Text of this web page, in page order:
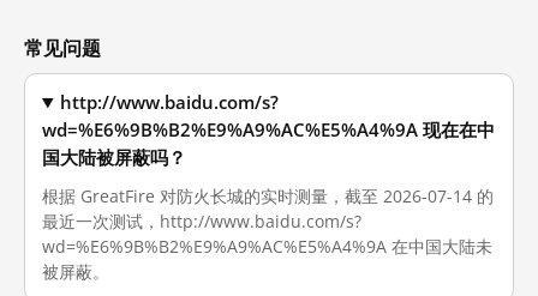
常见问题
http://www.baidu.com/s?
wd=%E6%9B%B2%E9%A9%AC%E5%A4%9A 现在在中
国大陆被屏蔽吗？
根据 GreatFire 对防火长城的实时测量，截至 2026-07-14 的
最近一次测试，http://www.baidu.com/s?
wd=%E6%9B%B2%E9%A9%AC%E5%A4%9A 在中国大陆未
被屏蔽。